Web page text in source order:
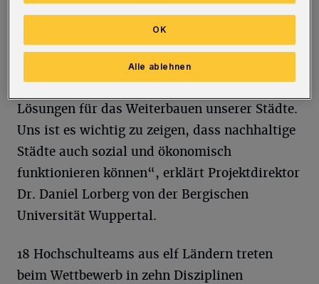
„Gemeinsam mit Bürgerinnen und Bürgern,
gut 1.000 Teilnehmenden und über 500
Partnerinnen und Partner aus Praxis und
Forschung feiern wir 16 Tage lang innovative
Lösungen für das Weiterbauen unserer Städte.
Uns ist es wichtig zu zeigen, dass nachhaltige
Städte auch sozial und ökonomisch
funktionieren können“, erklärt Projektdirektor
Dr. Daniel Lorberg von der Bergischen
Universität Wuppertal.
18 Hochschulteams aus elf Ländern treten
beim Wettbewerb in zehn Disziplinen
Alle ablehnen
OK